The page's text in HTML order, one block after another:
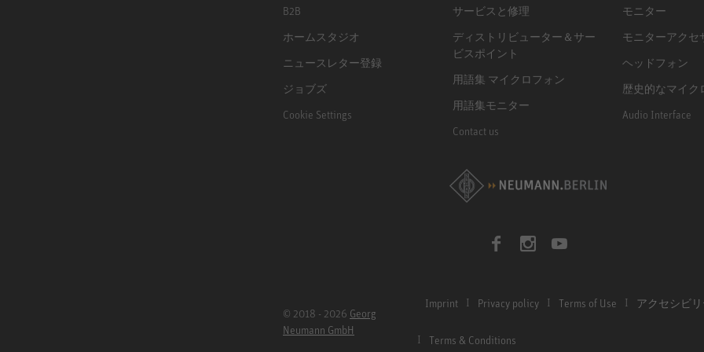
B2B
ホームスタジオ
ニュースレター登録
ジョブズ
Cookie Settings
サービスと修理
ディストリビューター＆サー
ビスポイント
用語集 マイクロフォン
用語集モニター
Contact us
モニター
モニターアクセ
ヘッドフォン
歴史的なマイク
Audio Interface
© 2018 - 2026 Georg
Neumann GmbH
Imprint Privacy policy Terms of Use アクセシビ
Terms & Conditions